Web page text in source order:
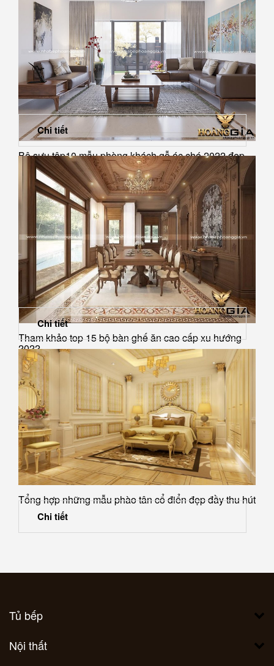
Bộ sưu tập10 mẫu phòng khách gỗ óc chó 2022 đẹp
Chi tiết
Tham khảo top 15 bộ bàn ghế ăn cao cấp xu hướng
2022
Chi tiết
Tổng hợp những mẫu phào tân cổ điển đẹp đầy thu hút
Chi tiết
Tủ bếp
Nội thất